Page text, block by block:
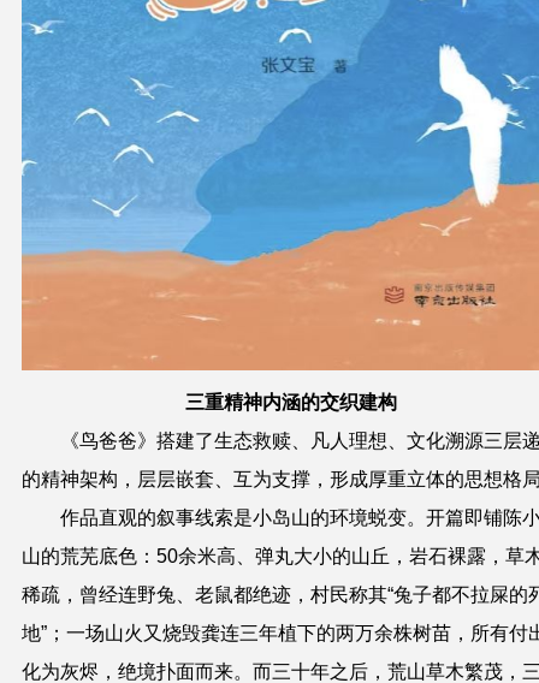
三重精神内涵的交织建构
《鸟爸爸》搭建了生态救赎、凡人理想、文化溯源三层
的精神架构，层层嵌套、互为支撑，形成厚重立体的思想格
作品直观的叙事线索是小岛山的环境蜕变。开篇即铺陈
山的荒芜底色：50余米高、弹丸大小的山丘，岩石裸露，草
稀疏，曾经连野兔、老鼠都绝迹，村民称其“兔子都不拉屎的
地” ；一场山火又烧毁龚连三年植下的两万余株树苗，所有付
化为灰烬，绝境扑面而来。而三十年之后，荒山草木繁茂，